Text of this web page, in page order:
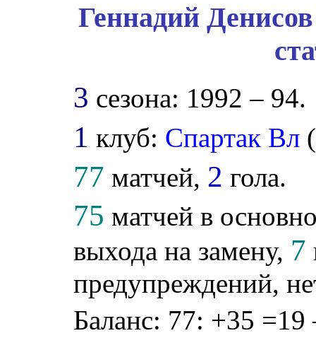
Геннадий
3 сезона: 1992 – 94.
1 клуб: Спартак Вл (
77 матчей, 2 гола.
75 матчей в
выхода на замену, 7
предупреждений,
Баланс: 77: +35 =19